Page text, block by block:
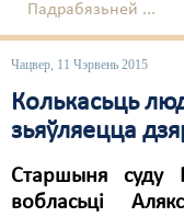
Падрабязьней ...
Чацвер, 11 Чэрвень 2015
Колькасьць
зьяўляецца
Старшыня суду
вобласьці
Распальваньне
Рознае
Свабода сумленьня